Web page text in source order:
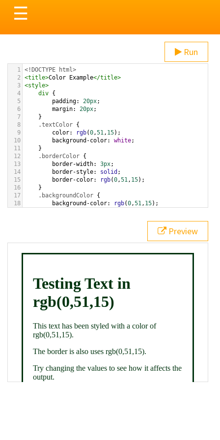
Toggle
navigation
☰
Run
1 <!DOCTYPE html>
2
<title>Color Example</title>
3 <style>
4
div {
5
padding: 20px;
6
margin: 20px;
7
}
8
.textColor {
9
color: rgb(0,51, 15);
10
background-color: white;
11
}
12
.borderColor {
13
border-width: 3px;
14
border-style: solid ;
15
border-color: rgb(0,51, 15);
16
}
17
.backgroundColor {
18
background-color: rgb(0,51, 15);
bottom ,
white, rgb(0,51,15));
div class="textColor borderColor"
< h1>Testing Text in rgb(0,51,15)
Preview